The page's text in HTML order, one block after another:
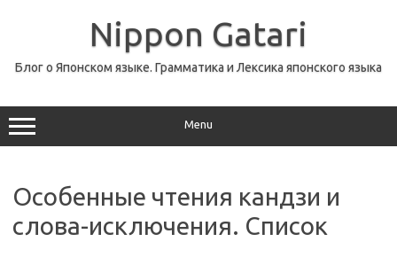
Nippon Gatari
Блог о Японском языке. Грамматика и Лексика японского языка
Menu
Особенные чтения кандзи и
слова-исключения. Список